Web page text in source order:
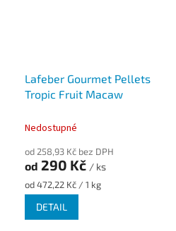
Lafeber Gourmet Pellets
Tropic Fruit Macaw
Nedostupné
od 258,93 Kč bez DPH
od 290 Kč / ks
Měrná
cena:
od 472,22 Kč / 1 kg
DETAIL